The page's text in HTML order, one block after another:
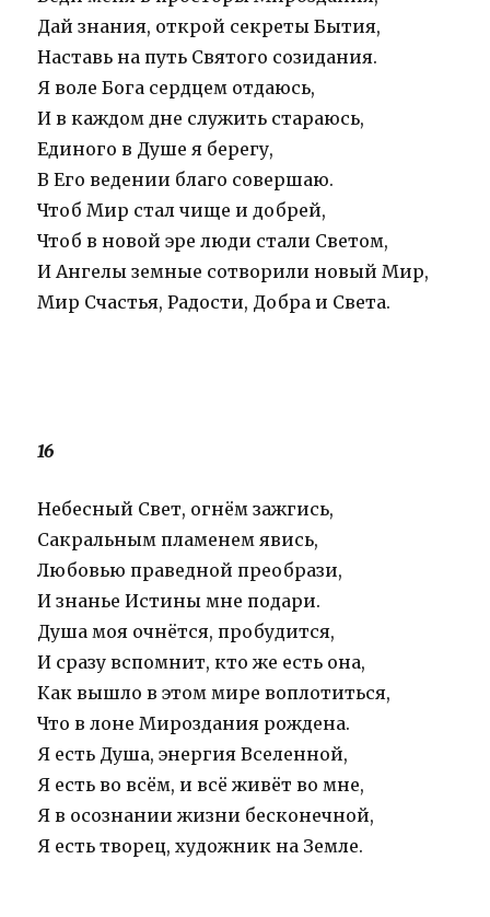
Дай знания, открой секреты Бытия,
Наставь на путь Святого созидания.
Я воле Бога сердцем отдаюсь,
И в каждом дне служить стараюсь,
Единого в Душе я берегу,
В Его ведении благо совершаю.
Чтоб Мир стал чище и добрей,
Чтоб в новой эре люди стали Светом,
И Ангелы земные сотворили новый Мир,
Мир Счастья, Радости, Добра и Света.
16
Небесный Свет, огнём зажгись,
Сакральным пламенем явись,
Любовью праведной преобрази,
И знанье Истины мне подари.
Душа моя очнётся, пробудится,
И сразу вспомнит, кто же есть она,
Как вышло в этом мире воплотиться,
Что в лоне Мироздания рождена.
Я есть Душа, энергия Вселенной,
Я есть во всём, и всё живёт во мне,
Я в осознании жизни бесконечной,
Я есть творец, художник на Земле.